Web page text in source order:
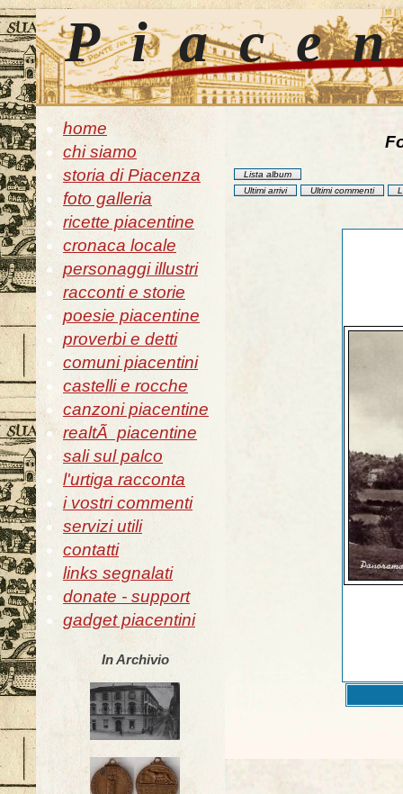
home
chi siamo
storia di Piacenza
foto galleria
ricette piacentine
cronaca locale
personaggi illustri
racconti e storie
poesie piacentine
proverbi e detti
comuni piacentini
castelli e rocche
canzoni piacentine
realtÃ piacentine
sali sul palco
l'urtiga racconta
i vostri commenti
servizi utili
contatti
links segnalati
donate - support
gadget piacentini
In Archivio
Lista album
Ultimi arrivi
Ultimi commenti